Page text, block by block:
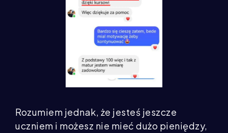
Rozumiem jednak, że jesteś jeszcze
uczniem i możesz nie mieć dużo pieniędzy,